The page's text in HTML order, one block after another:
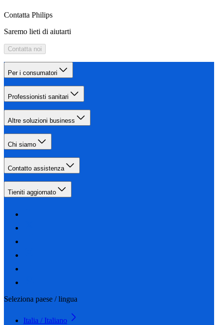
Contatta Philips
Saremo lieti di aiutarti
Contatta noi
Per i consumatori
Professionisti sanitari
Altre soluzioni business
Chi siamo
Contatto assistenza
Tieniti aggiornato
Seleziona paese / lingua
Italia / Italiano